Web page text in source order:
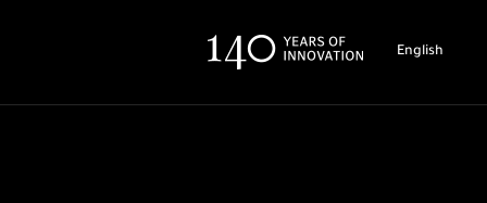
English